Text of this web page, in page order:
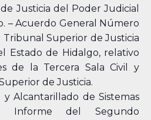
Justicia del Poder Judicial
– Acuerdo General Número
Tribunal Superior de Justicia
Estado de Hidalgo, relativo
de la Tercera Sala Civil y
de Justicia.
y Alcantarillado de Sistemas
Informe del Segundo